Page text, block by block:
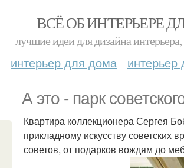
ВСЁ ОБ ИНТЕРЬЕРЕ
лучшие идеи для дизайна
интерьер для дома интерьер
А это - парк
Квартира коллекционера Сергея
прикладному искусству советских
советов, от подарков вождям до